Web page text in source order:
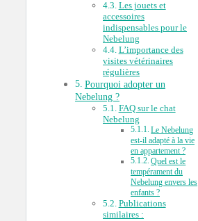
Les jouets et
accessoires
indispensables pour le
Nebelung
L’importance des
visites vétérinaires
régulières
Pourquoi adopter un
Nebelung ?
FAQ sur le chat
Nebelung
Le Nebelung
est-il adapté à la vie
en appartement ?
Quel est le
tempérament du
Nebelung envers les
enfants ?
Publications
similaires :